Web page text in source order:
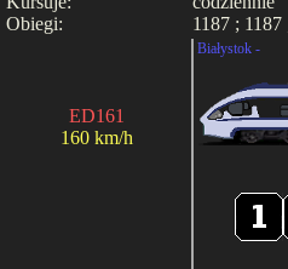
Obiegi:
1187 ; 1187
ED161
160 km/h
Białystok -